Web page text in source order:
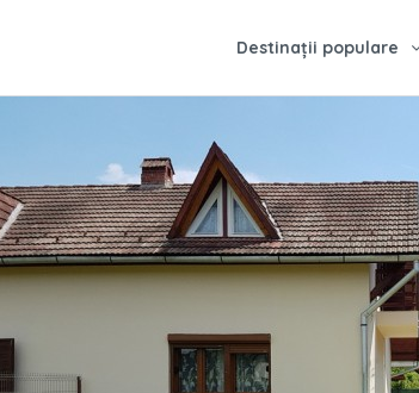
Destinații populare